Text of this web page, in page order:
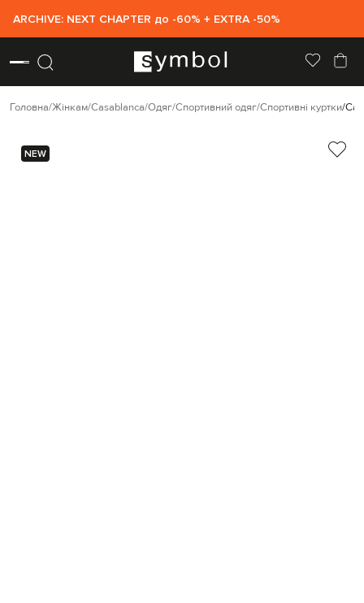
ARCHIVE: NEXT CHAPTER до -60% + EXTRA -50%
Головна Жінкам Casablanca Одяг Спортивний одяг Спортивні куртки
NEW